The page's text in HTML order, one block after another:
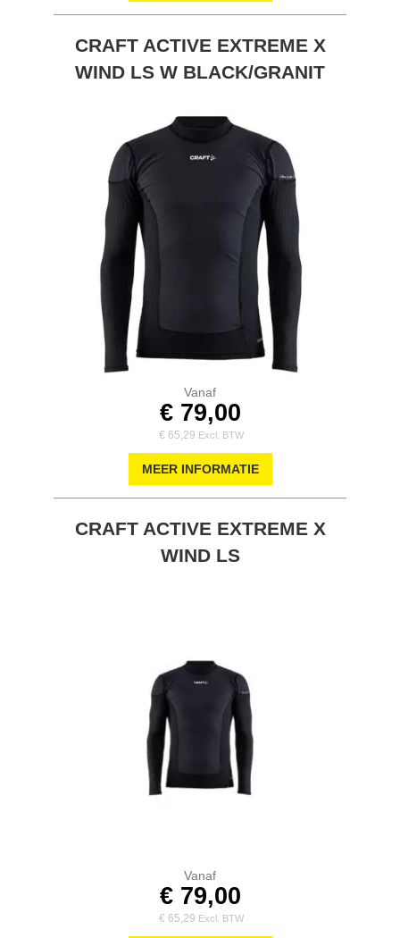
CRAFT ACTIVE EXTREME X
WIND LS W BLACK/GRANIT
Vanaf
€ 79,00
€ 65,29
MEER INFORMATIE
CRAFT ACTIVE EXTREME X
WIND LS
Vanaf
€ 79,00
€ 65,29